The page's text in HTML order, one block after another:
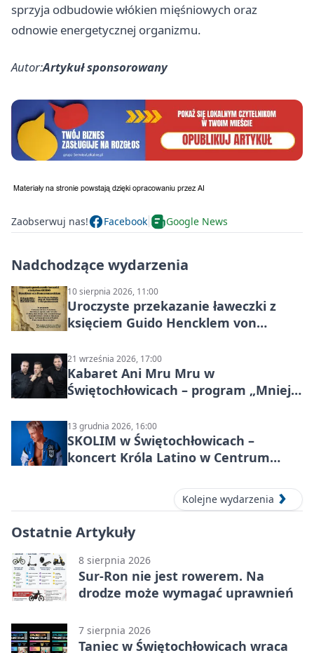
sprzyja odbudowie włókien mięśniowych oraz
odnowie energetycznej organizmu.
Autor:Artykuł sponsorowany
Zaobserwuj nas! Facebook Google News
Nadchodzące wydarzenia
10 sierpnia 2026, 11:00
Uroczyste przekazanie ławeczki z
księciem Guido Hencklem von
21 września 2026, 17:00
Kabaret Ani Mru Mru w
Świętochłowicach – program „Mniej
13 grudnia 2026, 16:00
SKOLIM w Świętochłowicach –
koncert Króla Latino w Centrum
Kolejne wydarzenia
Ostatnie Artykuły
8 sierpnia 2026
Sur-Ron nie jest rowerem. Na
drodze może wymagać uprawnień
7 sierpnia 2026
Taniec w Świętochłowicach wraca